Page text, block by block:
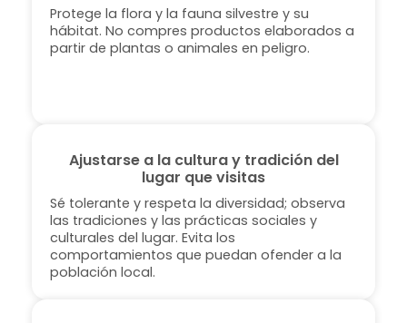
Protege la flora y la fauna silvestre y su
hábitat. No compres productos elaborados a
partir de plantas o animales en peligro.
Ajustarse a la cultura y tradición del
lugar que visitas
Sé tolerante y respeta la diversidad; observa
las tradiciones y las prácticas sociales y
culturales del lugar. Evita los
comportamientos que puedan ofender a la
población local.